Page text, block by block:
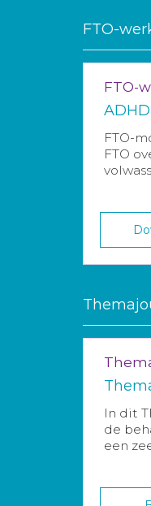
FTO-
FTO-
ADHD
FTO-
FTO
In dit
de
een